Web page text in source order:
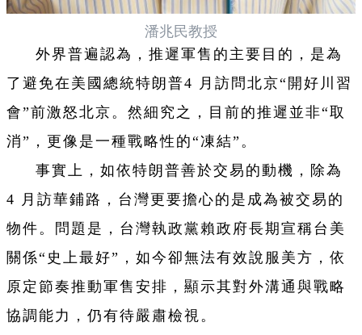
潘兆民教授
外界普遍認為，推遲軍售的主要目的，是為
了避免在美國總統特朗普4 月訪問北京“開好川習
會”前激怒北京。然細究之，目前的推遲並非“取
消”，更像是一種戰略性的“凍結”。
事實上，如依特朗普善於交易的動機，除為
4 月訪華鋪路，台灣更要擔心的是成為被交易的
物件。問題是，台灣執政黨賴政府長期宣稱台美
關係“史上最好”，如今卻無法有效說服美方，依
原定節奏推動軍售安排，顯示其對外溝通與戰略
協調能力，仍有待嚴肅檢視。